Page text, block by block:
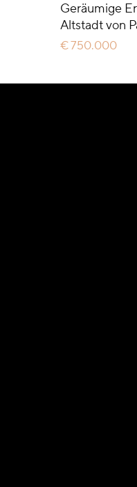
Geräumige
Altstadt von
€ 750.000